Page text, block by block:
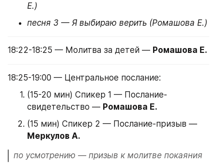
Е.)
песня 3 — Я выбираю верить (Ромашова Е.)
18:22-18:25 — Молитва за детей — Ромашова Е.
18:25-19:00 — Центральное послание:
(15-20 мин) Спикер 1 — Послание-
свидетельство — Ромашова Е.
Меркулов А.
по усмотрению — призыв к молитве покаяния